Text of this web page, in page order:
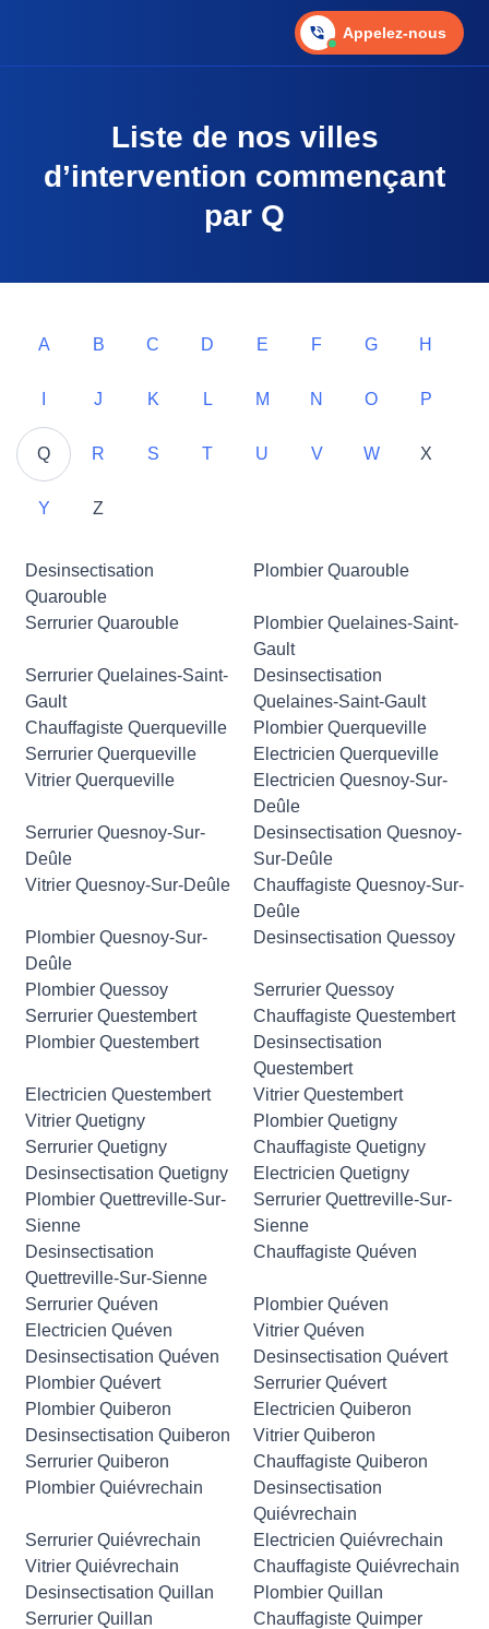
Appelez-nous
Liste de nos villes
d’intervention commençant
par Q
A B C D E F G H
J K L M N O P
Q R S T U V W X
Y Z
Desinsectisation
Quarouble
Plombier Quarouble
Serrurier Quarouble
Plombier Quelaines-Saint-
Gault
Serrurier Quelaines-Saint-
Gault
Desinsectisation
Quelaines-Saint-Gault
Chauffagiste Querqueville
Plombier Querqueville
Serrurier Querqueville
Electricien Querqueville
Vitrier Querqueville
Electricien Quesnoy-Sur-
Deûle
Serrurier Quesnoy-Sur-
Deûle
Desinsectisation Quesnoy-
Sur-Deûle
Vitrier Quesnoy-Sur-Deûle
Chauffagiste Quesnoy-Sur-
Deûle
Plombier Quesnoy-Sur-
Deûle
Desinsectisation Quessoy
Plombier Quessoy
Serrurier Quessoy
Serrurier Questembert
Chauffagiste Questembert
Plombier Questembert
Desinsectisation
Questembert
Electricien Questembert
Vitrier Questembert
Vitrier Quetigny
Plombier Quetigny
Serrurier Quetigny
Chauffagiste Quetigny
Desinsectisation Quetigny
Electricien Quetigny
Plombier Quettreville-Sur-
Sienne
Serrurier Quettreville-Sur-
Sienne
Desinsectisation
Quettreville-Sur-Sienne
Chauffagiste Quéven
Serrurier Quéven
Plombier Quéven
Electricien Quéven
Vitrier Quéven
Desinsectisation Quéven
Desinsectisation Quévert
Plombier Quévert
Serrurier Quévert
Plombier Quiberon
Electricien Quiberon
Desinsectisation Quiberon
Vitrier Quiberon
Serrurier Quiberon
Chauffagiste Quiberon
Plombier Quiévrechain
Desinsectisation
Quiévrechain
Serrurier Quiévrechain
Electricien Quiévrechain
Vitrier Quiévrechain
Chauffagiste Quiévrechain
Desinsectisation Quillan
Plombier Quillan
Serrurier Quillan
Chauffagiste Quimper